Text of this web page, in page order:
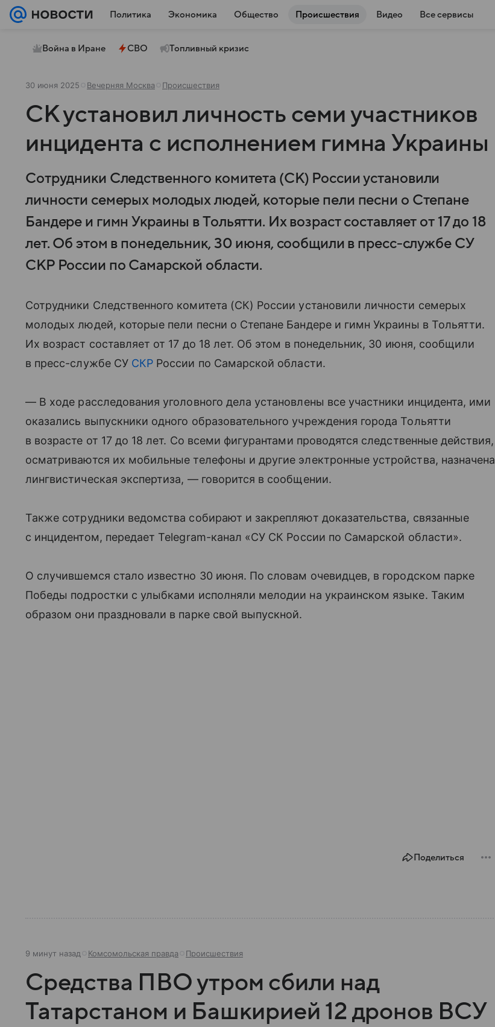
Политика Экономика Общество Происшествия Видео Все сервисы
Война в Иране СВО Топливный кризис
30 июня 2025 Вечерняя Москва Происшествия
СК установил личность семи участников
инцидента с исполнением гимна Украины
Сотрудники Следственного комитета (СК) России установили
личности семерых молодых людей, которые пели песни о Степане
Бандере и гимн Украины в Тольятти. Их возраст составляет от 17 до 18
лет. Об этом в понедельник, 30 июня, сообщили в пресс-службе СУ
СКР России по Самарской области.
Сотрудники Следственного комитета (СК) России установили личности семерых
молодых людей, которые пели песни о Степане Бандере и гимн Украины в Тольятти.
Их возраст составляет от 17 до 18 лет. Об этом в понедельник, 30 июня, сообщили
в пресс-службе СУ СКР России по Самарской области.
— В ходе расследования уголовного дела установлены все участники инцидента, ими
оказались выпускники одного образовательного учреждения города Тольятти
в возрасте от 17 до 18 лет. Со всеми фигурантами проводятся следственные действия,
осматриваются их мобильные телефоны и другие электронные устройства, назначена
лингвистическая экспертиза, — говорится в сообщении.
Также сотрудники ведомства собирают и закрепляют доказательства, связанные
с инцидентом, передает Telegram-канал «СУ СК России по Самарской области».
О случившемся стало известно 30 июня. По словам очевидцев, в городском парке
Победы подростки с улыбками исполняли мелодии на украинском языке. Таким
образом они праздновали в парке свой выпускной.
Поделиться
9 минут назад Комсомольская правда Происшествия
Средства ПВО утром сбили над
Татарстаном и Башкирией 12 дронов ВСУ